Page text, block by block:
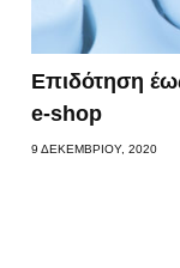
Επιδότηση
e-shop
9 ΔΕΚΕΜΒΡΊΟΥ, 2020